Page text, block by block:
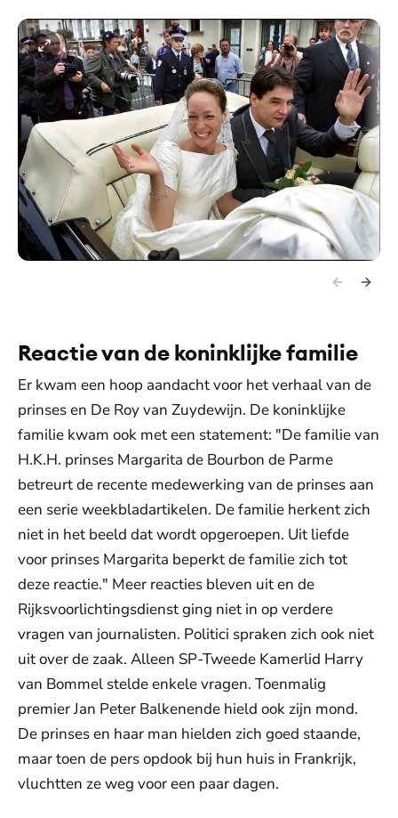
Reactie van de koninklijke familie
Er kwam een hoop aandacht voor het verhaal van de
prinses en De Roy van Zuydewijn. De koninklijke
familie kwam ook met een statement: "De familie van
H.K.H. prinses Margarita de Bourbon de Parme
betreurt de recente medewerking van de prinses aan
een serie weekbladartikelen. De familie herkent zich
niet in het beeld dat wordt opgeroepen. Uit liefde
voor prinses Margarita beperkt de familie zich tot
deze reactie." Meer reacties bleven uit en de
Rijksvoorlichtingsdienst ging niet in op verdere
vragen van journalisten. Politici spraken zich ook niet
uit over de zaak. Alleen SP-Tweede Kamerlid Harry
van Bommel stelde enkele vragen. Toenmalig
premier Jan Peter Balkenende hield ook zijn mond.
De prinses en haar man hielden zich goed staande,
maar toen de pers opdook bij hun huis in Frankrijk,
vluchtten ze weg voor een paar dagen.